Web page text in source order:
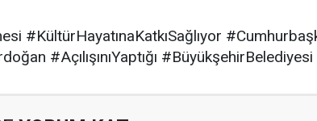
#KültürHayatınaKatkıSağlıyor
#AçılışınıYaptığı